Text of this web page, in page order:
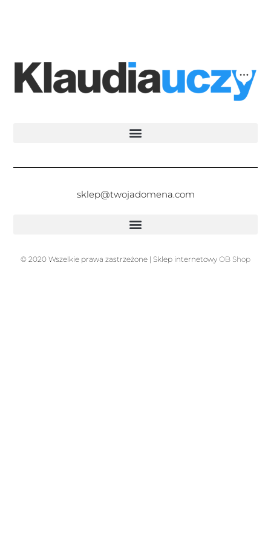
sklep@twojadomena.com
© 2020 Wszelkie prawa zastrzeżone | Sklep internetowy OB Shop